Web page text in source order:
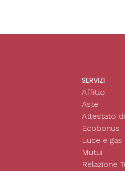
SERVIZI
Affitto
Aste
Attestato
Ecobonus
Luce e gas
Mutui
Relazione